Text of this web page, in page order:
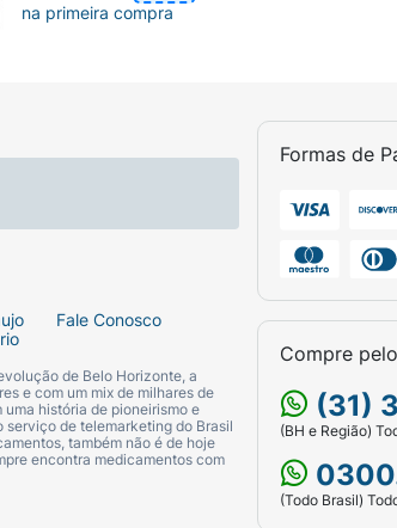
Fale Conosco
de Belo Horizonte, a
e com um mix de milhares de
história de pioneirismo e
serviço de telemarketing do Brasil
também não é de hoje
encontra medicamentos com
Formas de
Compre pelo
(31)
(BH e Região)
(Todo Brasil)
na primeira compra